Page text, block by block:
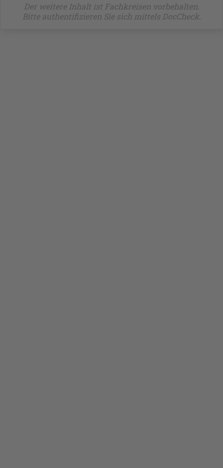
Der weitere Inhalt ist Fachkreisen vorbehalten.
Bitte authentifizieren Sie sich mittels DocCheck.